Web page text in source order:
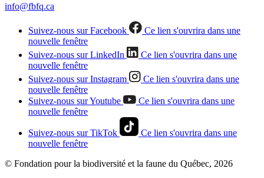
info@fbfq.ca
Suivez-nous sur Facebook
Ce lien s'ouvrira dans une
nouvelle fenêtre
Suivez-nous sur LinkedIn
Ce lien s'ouvrira dans une
nouvelle fenêtre
Suivez-nous sur Instagram
Ce lien s'ouvrira dans une
nouvelle fenêtre
Suivez-nous sur Youtube
Ce lien s'ouvrira dans une
nouvelle fenêtre
Suivez-nous sur TikTok
Ce lien s'ouvrira dans une
nouvelle fenêtre
© Fondation pour la biodiversité et la faune du Québec, 2026